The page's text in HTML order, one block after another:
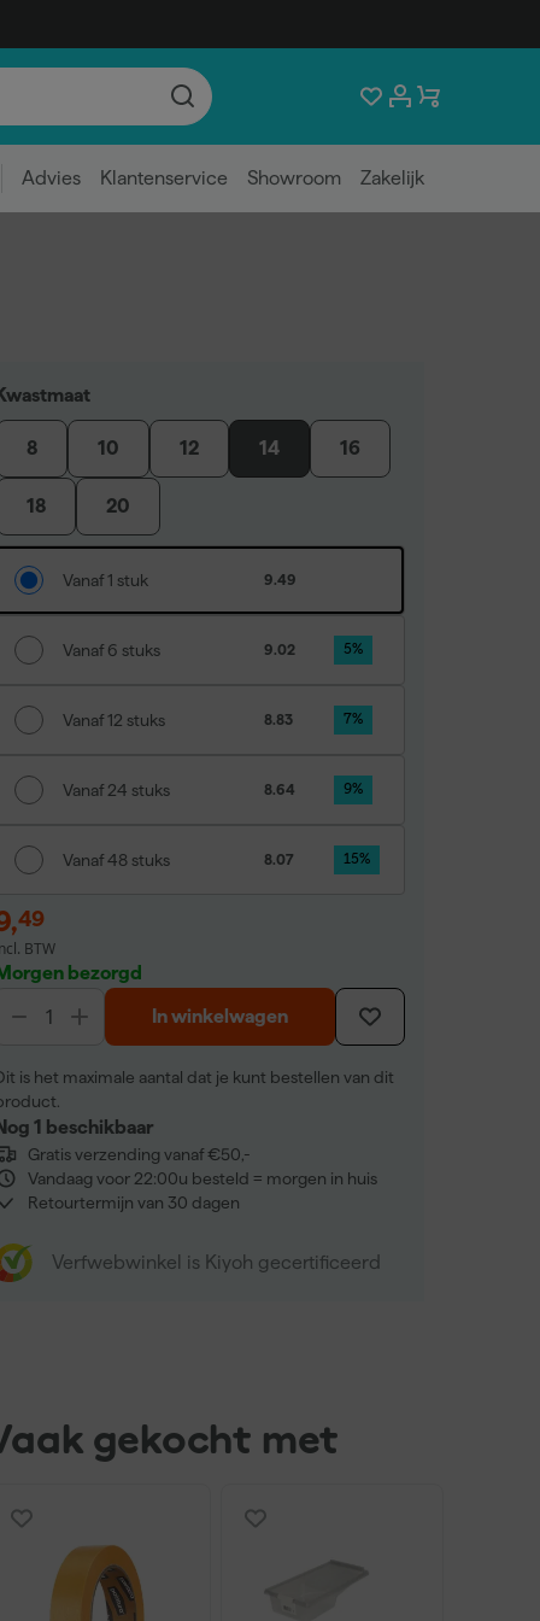
Advies Klantenservice Showroom Zakelijk
8 10 12 14 16
18 20
Vanaf 1 stuk 9.49
Vanaf 6 stuks 9.02 5%
Vanaf 12 stuks 8.83 7%
Vanaf 24 stuks 8.64 9%
Vanaf 48 stuks 8.07 15%
,49
BTW
bezorgd
In winkelwagen
is het maximale aantal dat je kunt bestellen van dit
1 beschikbaar
Gratis verzending vanaf €50,-
Vandaag voor 22:00u besteld = morgen in huis
Retourtermijn van 30 dagen
Verfwebwinkel is Kiyoh gecertificeerd
gekocht met